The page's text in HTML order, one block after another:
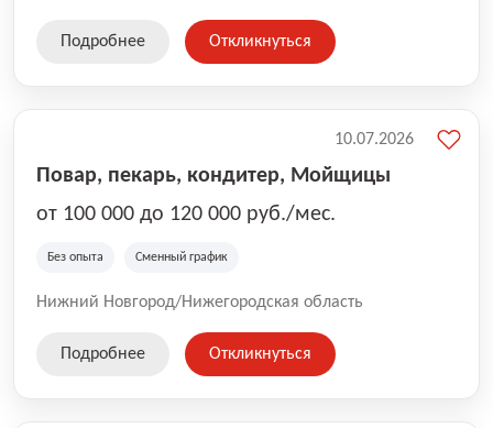
Подробнее Откликнуться
Повар, пекарь, кондитер, Мойщицы
от 100 000 до 120 000 руб./мес.
Без опыта Сменный график
Нижний Новгород/Нижегородская область
10.07.2026
Подробнее Откликнуться